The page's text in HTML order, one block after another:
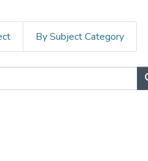
By Subject Category